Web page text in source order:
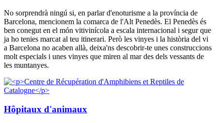
No sorprendrà ningú si, en parlar d'enoturisme a la província de
Barcelona, mencionem la comarca de l'Alt Penedès. El Penedès és
ben conegut en el món vitivinícola a escala internacional i segur que
ja ho tenies marcat al teu itinerari. Però les vinyes i la història del vi
a Barcelona no acaben allà, deixa'ns descobrir-te unes construccions
molt especials i unes vinyes que miren al mar des dels vessants de
les muntanyes.
Hôpitaux d'animaux